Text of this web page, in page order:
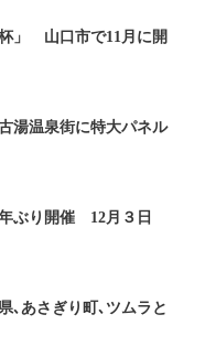
」 山口市で11月に開
湯温泉街に特大パネル
ぶり開催 12月３日
､あさぎり町､ツムラと